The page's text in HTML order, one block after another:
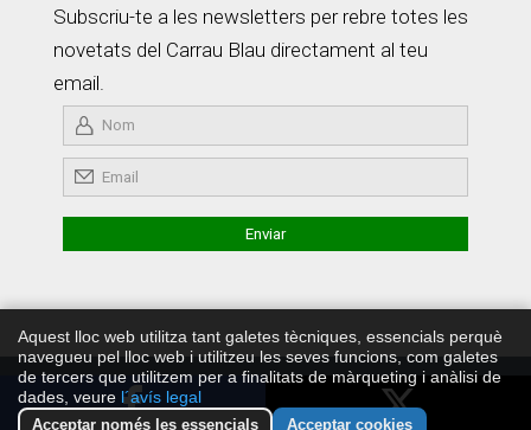
Subscriu-te a les newsletters per rebre totes les
novetats del Carrau Blau directament al teu
email.
Copyright © Carrau Blau 2026 · Política de Privadesa·Develop
by JaviMontero.com
Aquest lloc web utilitza tant galetes tècniques, essencials perquè
navegueu pel lloc web i utilitzeu les seves funcions, com galetes
de tercers que utilitzem per a finalitats de màrqueting i anàlisi de
dades, veure l´avís legal
Acceptar només les essencials Acceptar cookies